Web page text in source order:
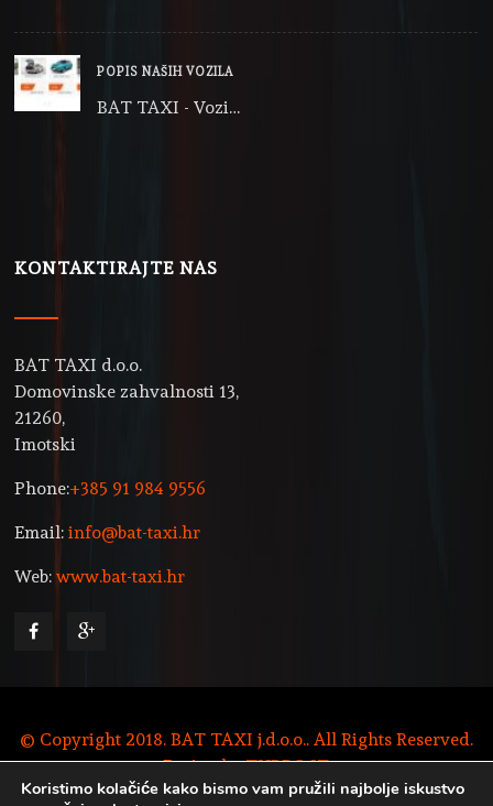
POPIS NAŠIH VOZILA
BAT TAXI - Vozi…
KONTAKTIRAJTE NAS
BAT TAXI d.o.o.
Domovinske zahvalnosti 13,
21260,
Imotski
Phone:+385 91 984 9556
Email:info@bat-taxi.hr
Web:www.bat-taxi.hr
© Copyright 2018. BAT TAXI j.d.o.o.. All Rights Reserved.
Design byTURBO IT
Koristimo kolačiće kako bismo vam pružili najbolje iskustvo